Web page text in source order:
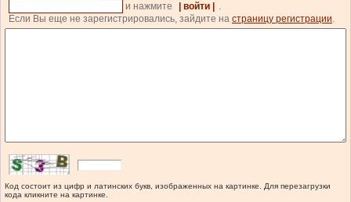
и нажмите
| войти |
.
Если Вы еще не зарегистрировались, зайдите на страницу регистрации.
Код состоит из цифр и латинских букв, изображенных на картинке. Для перезагрузки
кода кликните на картинке.